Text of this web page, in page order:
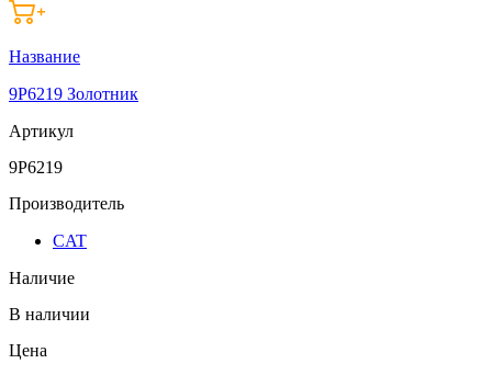
Название
9P6219 Золотник
Артикул
9P6219
Производитель
CAT
Наличие
В наличии
Цена